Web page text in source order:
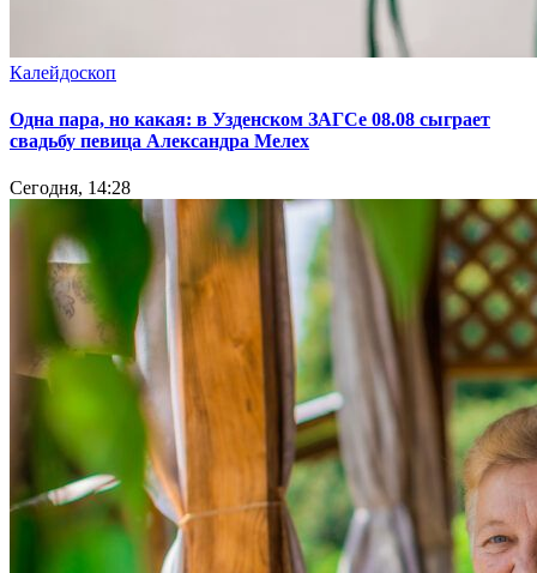
Калейдоскоп
Одна пара, но какая: в Узденском ЗАГСе 08.08 сыграет
свадьбу певица Александра Мелех
Сегодня, 14:28